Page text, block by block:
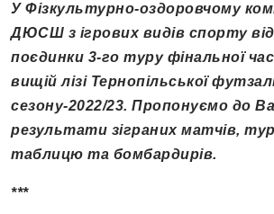
У Фізкультурно-оздоровчому
ДЮСШ з ігрових видів спорту
поєдинки 3-го туру фінальної
вищій лізі Тернопільської
сезону-2022/23. Пропонуємо до
результати зіграних матчів,
таблицю та бомбардирів.
***